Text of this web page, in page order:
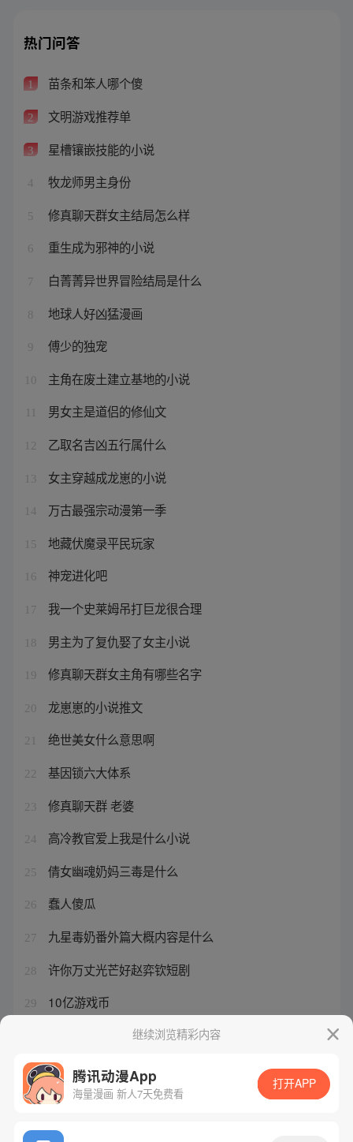
热门问答
1 苗条和笨人哪个傻
2 文明游戏推荐单
3 星槽镶嵌技能的小说
4 牧龙师男主身份
5 修真聊天群女主结局怎么样
6 重生成为邪神的小说
7 白菁菁异世界冒险结局是什么
8 地球人好凶猛漫画
9 傅少的独宠
10 主角在废土建立基地的小说
男女主是道侣的修仙文
12 乙取名吉凶五行属什么
13 女主穿越成龙崽的小说
14 万古最强宗动漫第一季
15 地藏伏魔录平民玩家
16 神宠进化吧
17 我一个史莱姆吊打巨龙很合理
18 男主为了复仇娶了女主小说
19 修真聊天群女主角有哪些名字
20 龙崽崽的小说推文
21 绝世美女什么意思啊
22 基因锁六大体系
23 修真聊天群 老婆
24 高冷教官爱上我是什么小说
25 倩女幽魂奶妈三毒是什么
26 蠢人傻瓜
27 九星毒奶番外篇大概内容是什么
28 许你万丈光芒好赵弈钦短剧
29 10亿游戏币
继续浏览精彩内容
腾讯动漫App
海量漫画 新人7天免费看
打开APP